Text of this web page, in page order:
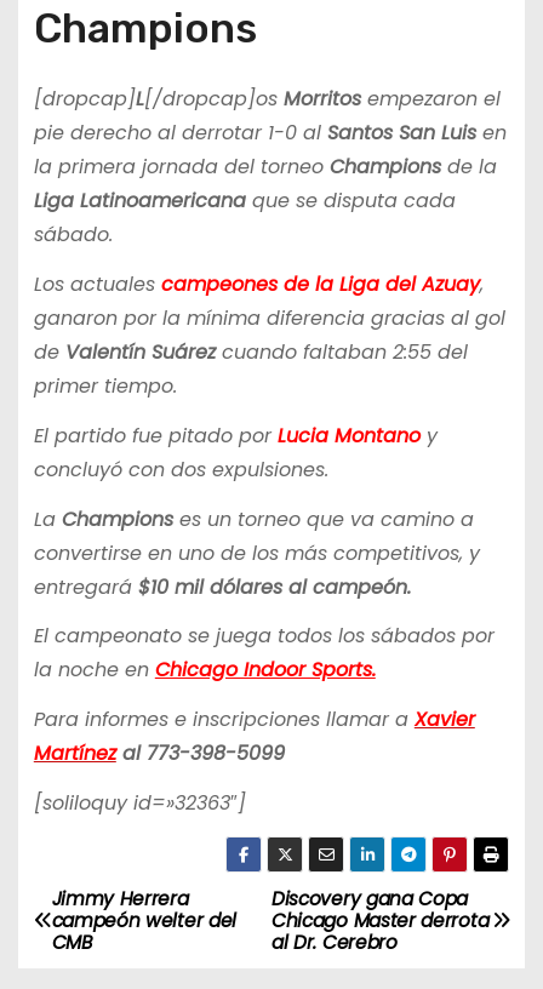
Champions
[dropcap]L[/dropcap]os Morritosempezaron el
pie derecho al derrotar 1-0 al Santos San Luisen
la primera jornada del torneo Championsde la
Liga Latinoamericanaque se disputa cada
sábado.
Los actuales campeones de la Liga del Azuay,
ganaron por la mínima diferencia gracias al gol
de Valentín Suárezcuando faltaban 2:55 del
primer tiempo.
El partido fue pitado porLucia Montanoy
concluyó con dos expulsiones.
La Championses un torneo que va camino a
convertirse en uno de los más competitivos, y
entregará $10 mil dólares al campeón.
El campeonato se juega todos los sábados por
la noche en Chicago Indoor Sports.
Para informes e inscripciones llamar aXavier
Martínezal 773-398-5099
[soliloquy id=»32363″]
N
a
Discovery gana Copa
Chicago Master derrota
al Dr. Cerebro
Jimmy Herrera
campeón welter del
CMB